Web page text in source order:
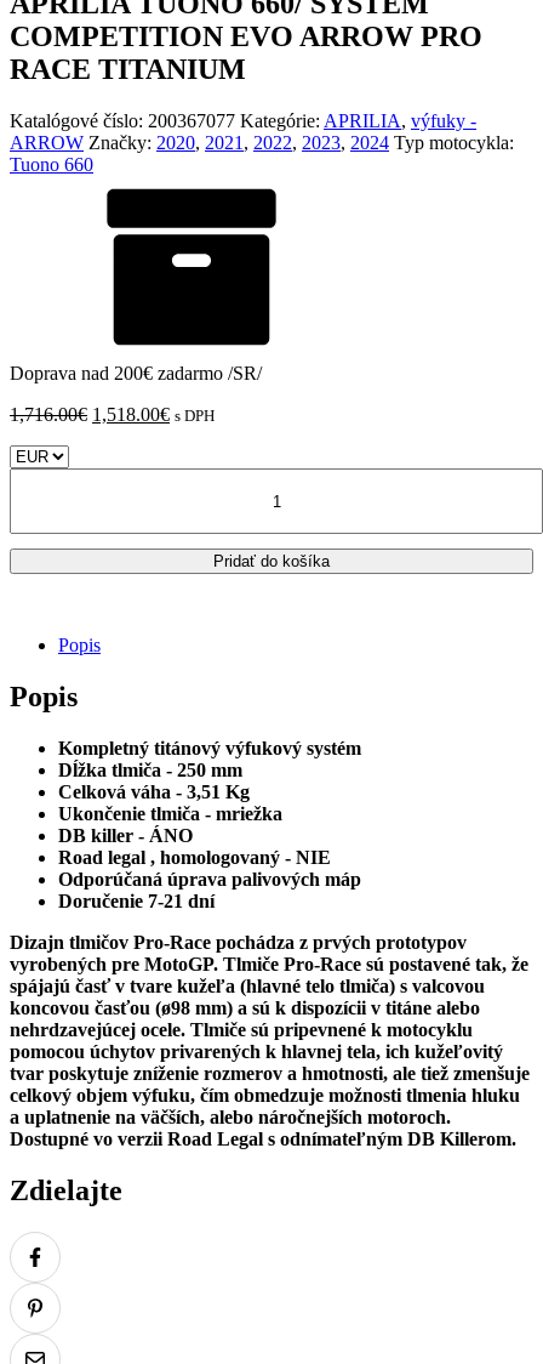
COMPETITION EVO ARROW PRO
RACE TITANIUM
Katalógové číslo: 200367077 Kategórie: APRILIA, výfuky -
ARROW Značky: 2020, 2021 , 2022, 2023, 2024 Typ motocykla:
Tuono 660
Doprava nad 200€ zadarmo /SR/
1,716.00€ Pôvodná
1,518.00€Aktuálna
s DPH
PRO
TITANIUM
Pridať do košíka
Popis
Popis
Kompletný titánový výfukový systém
Dĺžka tlmiča - 250 mm
Celková váha - 3,51 Kg
Ukončenie tlmiča - mriežka
DB killer - ÁNO
Road legal , homologovaný - NIE
Odporúčaná úprava palivových máp
Doručenie 7-21 dní
Dizajn tlmičov Pro-Race pochádza z prvých prototypov
vyrobených pre MotoGP. Tlmiče Pro-Race sú postavené tak, že
spájajú časť v tvare kužeľa (hlavné telo tlmiča) s valcovou
koncovou časťou (ø98 mm) a sú k dispozícii v titáne alebo
nehrdzavejúcej ocele. Tlmiče sú pripevnené k motocyklu
pomocou úchytov privarených k hlavnej tela, ich kužeľovitý
tvar poskytuje zníženie rozmerov a hmotnosti, ale tiež zmenšuje
celkový objem výfuku, čím obmedzuje možnosti tlmenia hluku
a uplatnenie na väčších, alebo náročnejších motoroch.
Dostupné vo verzii Road Legal s odnímateľným DB Killerom.
Zdielajte